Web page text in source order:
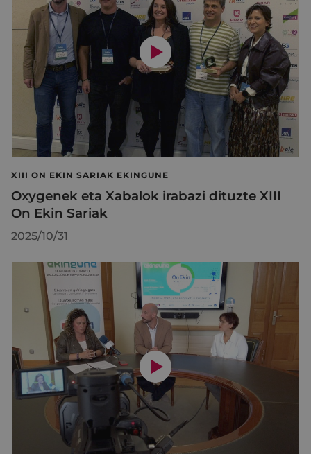
XIII ON EKIN SARIAK EKINGUNE
Oxygenek eta Xabalok irabazi dituzte XIII
On Ekin Sariak
2025/10/31